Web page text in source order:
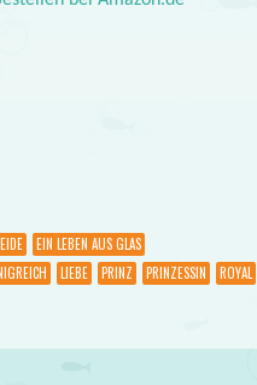
EIN LEBEN AUS GLAS
LIEBE PRINZ PRINZESSIN
ROYAL